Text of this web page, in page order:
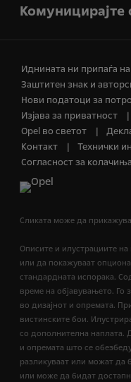
Комуницирајте
Иднината ни припаѓа
Заштитен знак и
Нови податоци за
Изјава за приватност
Opel во светот
Контакт
Технички
Согласност за колачиња
Сликата може да
Описите и илустрациите
или да покажуваат
стандардната испорака.
време на објавувањето.
во дизајнот и опремата.
вистинските бои.
со дополнителна наплата.
и опремата што се
разликуваат или можат да
или може да бидат